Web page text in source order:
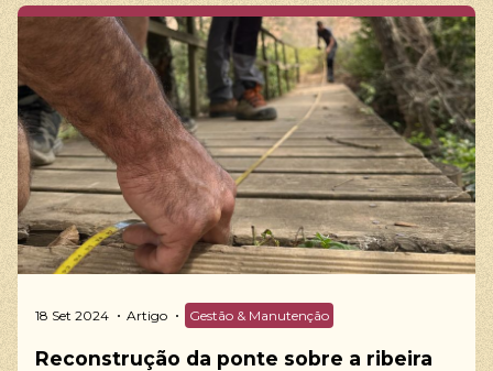
18 Set 2024 Artigo Gestão & Manutenção
Reconstrução da ponte sobre a ribeira